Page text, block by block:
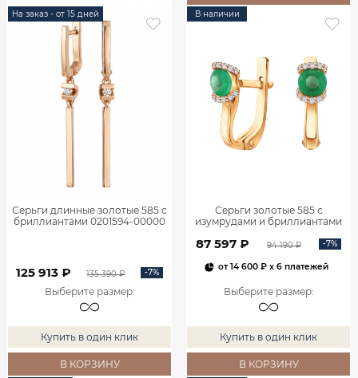
На заказ - от 15 дней
Серьги длинные золотые 585 с
бриллиантами 0201594-00000
125 913 ₽ 135 390 ₽ -7%
Выберите размер:
Купить в один клик
В КОРЗИНУ
В наличии
Серьги золотые 585 с
изумрудами и бриллиантами
87 597 ₽ 94 190 ₽ -7%
от14 600 ₽ x 6 платежей
Выберите размер:
Купить в один клик
В КОРЗИНУ